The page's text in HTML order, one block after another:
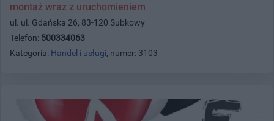
montaż wraz z uruchomieniem
ul. ul. Gdańska 26, 83-120 Subkowy
Telefon: 500334063
Kategoria: Handel i usługi, numer: 3103